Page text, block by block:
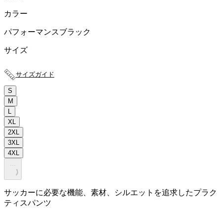
カラー
パフォーマンスブラック
サイズ
サイズガイド
S
M
L
XL
2XL
3XL
4XL
...
サッカーに必要な機能、素材、シルエットを追求したプラク
ティスパンツ